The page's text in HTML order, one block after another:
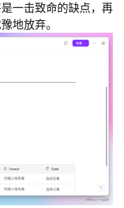
一击致命的缺点，再
地放弃。